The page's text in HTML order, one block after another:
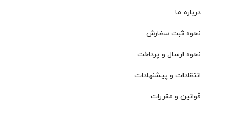
درباره ما
نحوه ثبت سفارش
نحوه ارسال و پرداخت
انتقادات و پیشنهادات
قوانین و مقررات